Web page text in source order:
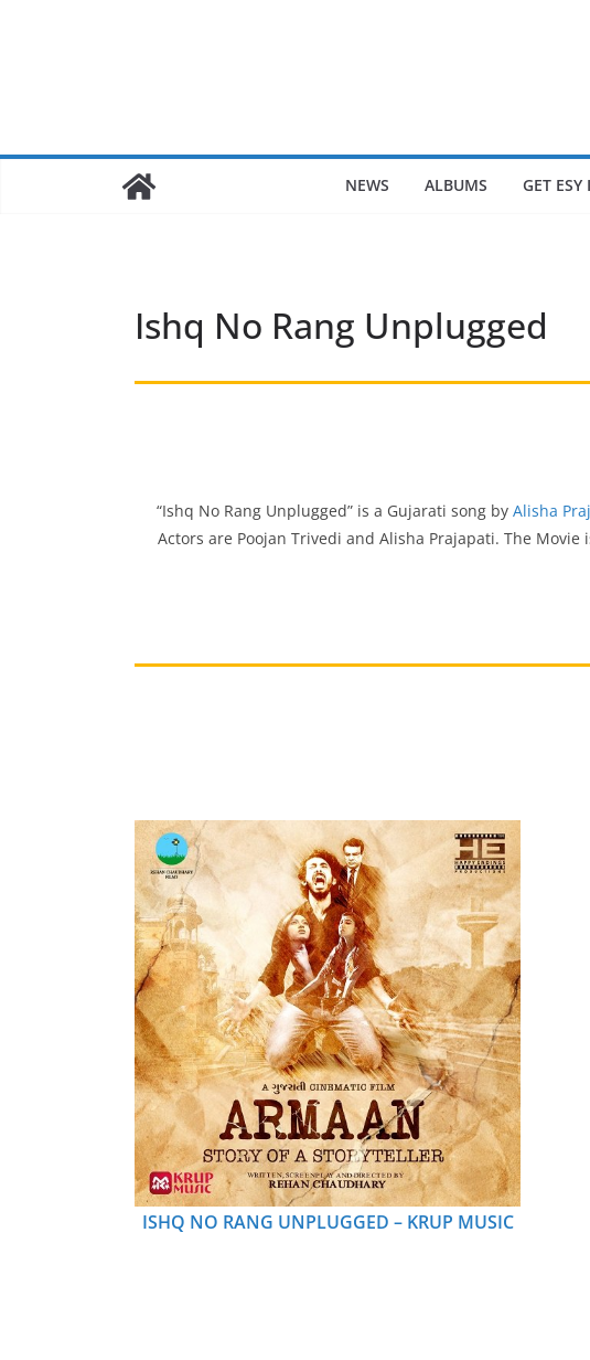
NEWS ALBUMS GET ESY
Ishq No Rang Unplugged
“Ishq No Rang Unplugged” is a Gujarati song by Alisha
Actors are Poojan Trivedi and Alisha Prajapati. The
ISHQ NO RANG UNPLUGGED – KRUP MUSIC